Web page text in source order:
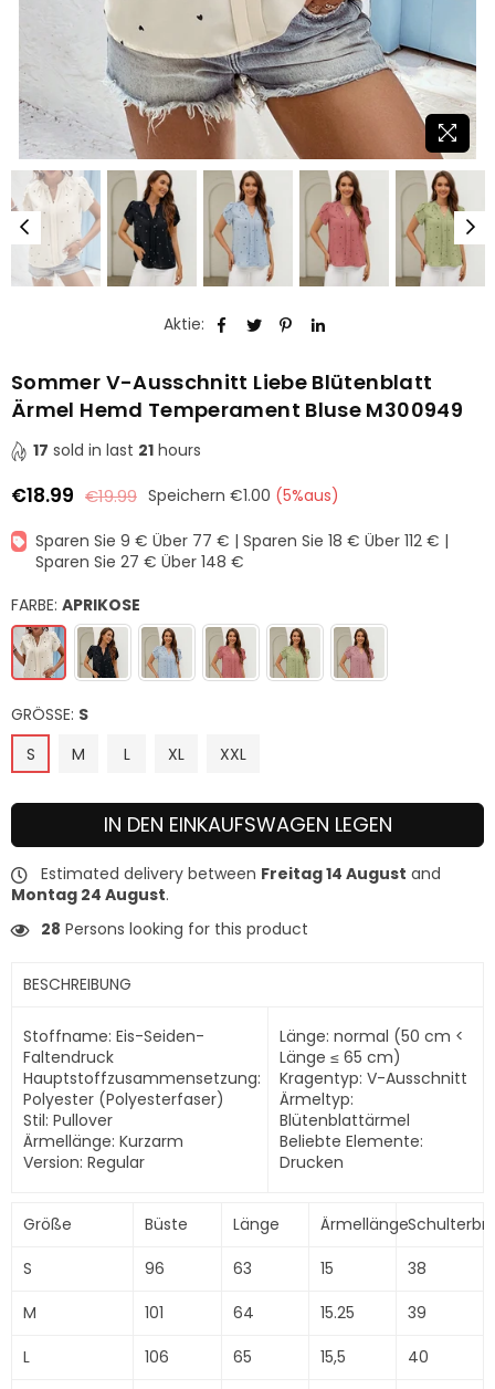
Aktie:
Sommer V-Ausschnitt Liebe Blütenblatt
Ärmel Hemd Temperament Bluse M300949
17 sold in last 21 hours
Normaler
Preis
€18.99 €19.99 Speichern €1.00 (5%aus)
Sparen Sie 9 € Über 77 € | Sparen Sie 18 € Über 112 € |
Sparen Sie 27 € Über 148 €
FARBE: APRIKOSE
GRÖSSE: S
S
M L XL XXL
IN DEN EINKAUFSWAGEN LEGEN
Estimated delivery between Freitag 14 August and
Montag 24 August.
28 Persons looking for this product
BESCHREIBUNG
Stoffname: Eis-Seiden-
Faltendruck
Hauptstoffzusammensetzung:
Polyester (Polyesterfaser)
Stil: Pullover
Ärmellänge: Kurzarm
Version: Regular
Länge: normal (50 cm <
Länge ≤ 65 cm)
Kragentyp: V-Ausschnitt
Ärmeltyp:
Blütenblattärmel
Beliebte Elemente:
Drucken
Größe Büste Länge Ärmellänge
S
96 63 15
38
M
101 64 15.25
39
L
106 65 15,5
40